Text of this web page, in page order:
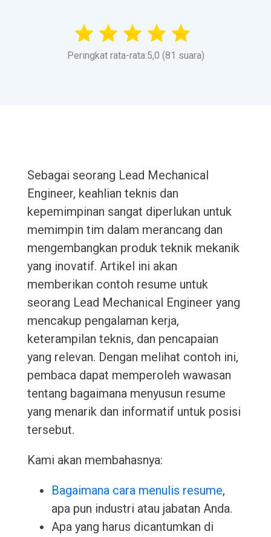
Peringkat rata-rata:5,0 (81 suara)
Sebagai seorang Lead Mechanical
Engineer, keahlian teknis dan
kepemimpinan sangat diperlukan untuk
memimpin tim dalam merancang dan
mengembangkan produk teknik mekanik
yang inovatif. Artikel ini akan
memberikan contoh resume untuk
seorang Lead Mechanical Engineer yang
mencakup pengalaman kerja,
keterampilan teknis, dan pencapaian
yang relevan. Dengan melihat contoh ini,
pembaca dapat memperoleh wawasan
tentang bagaimana menyusun resume
yang menarik dan informatif untuk posisi
tersebut.
Kami akan membahasnya:
Bagaimana cara menulis resume,
apa pun industri atau jabatan Anda.
Apa yang harus dicantumkan di